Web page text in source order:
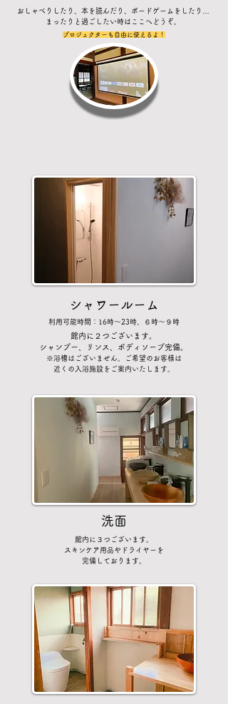
おしゃべりしたり、本を読んだり、ボードゲームをしたり…
まったりと過ごしたい時はここへどうぞ。
プロジェクターも自由に使えるよ！
シャワールーム
​利用可能時間：16時〜23時、６時〜９時
館内に２つございます。
シャンプー、リンス、ボディソープ完備。
​※浴槽はございません。ご希望のお客様は
近くの入浴施設をご案内いたします。
洗面
館内に３つございます。
スキンケア用品やドライヤーを
完備しております。